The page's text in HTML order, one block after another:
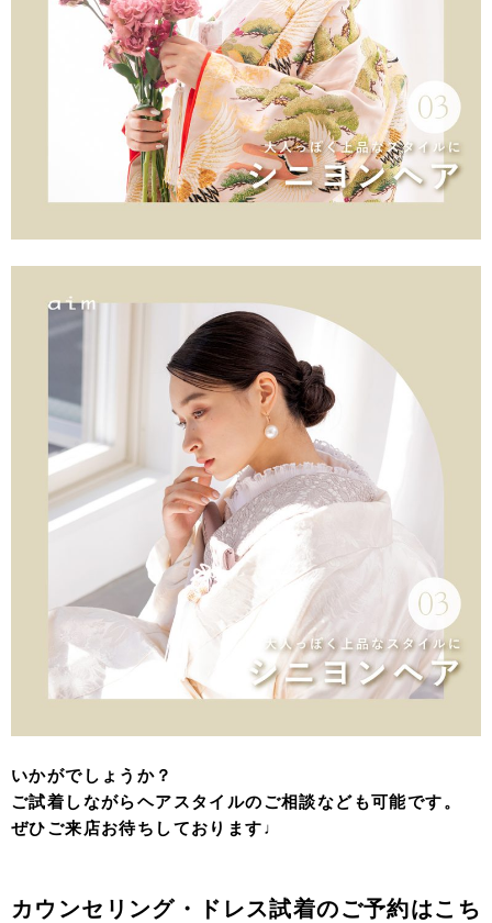
いかがでしょうか？
ご試着しながらヘアスタイルのご相談なども可能です。
ぜひご来店お待ちしております♩
カウンセリング・ドレス試着のご予約はこち